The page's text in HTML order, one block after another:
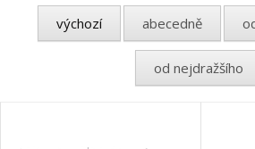
výchozí abecedně
od nejdražšího